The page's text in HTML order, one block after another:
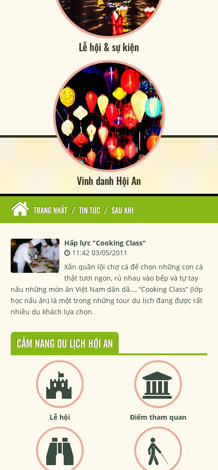
Lễ hội & sự kiện
Vinh danh Hội An
TRANG NHẤT / TIN TỨC / SAU KHI
Hấp lực "Cooking Class"
11:42 03/05/2011
Xắn quần lội chợ cá để chọn những con cá
thật tươi ngon, rủ nhau vào bếp và tự tay
nấu những món ăn Việt Nam dân dã…, “Cooking Class” (lớp
học nấu ăn) là một trong những tour du lịch đang được rất
nhiều du khách lựa chọn.
CẨM NANG DU LỊCH HỘI AN
Lễ hội Điểm tham quan